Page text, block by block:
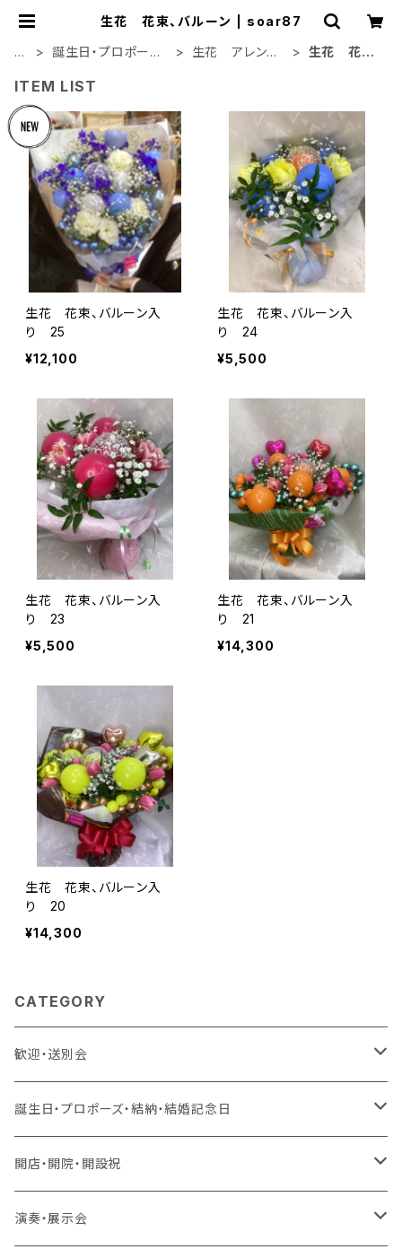
生花 花束、バルーン | soar87
H
M
E
誕生日・プロポーズ・
生花 アレンジ、
生花 花
ITEM LIST
生花 花束、バルーン入
り 25
¥12,100
生花 花束、バルーン入
り 24
¥5,500
生花 花束、バルーン入
り 23
¥5,500
生花 花束、バルーン入
り 21
¥14,300
生花 花束、バルーン入
り 20
¥14,300
CATEGORY
歓迎・送別会
生花 アレンジ、花束、バルーン
生花 アレンジ、バルーン
生花 アレンジ
造花 アレンジ、花束、バルーン
ラスティング 花束、枯れない花
誕生日・プロポーズ・結納・結婚記念日
生花 アレンジ、花束、バルーン
生花 アレンジ、バルーン
造花 アレンジ、花束、バルーン
開店・開院・開設祝
生花 アレンジ、花束、バルーン
演奏・展示会